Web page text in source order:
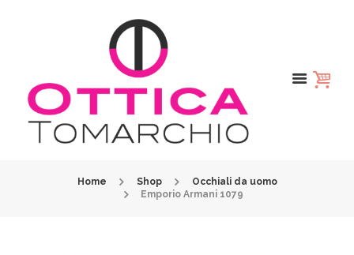
Home Shop
Occhiali da uomo
Emporio Armani 1079